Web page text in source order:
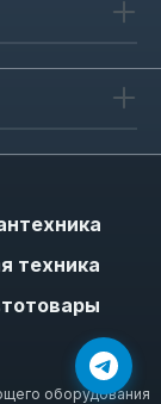
техника
оборудования